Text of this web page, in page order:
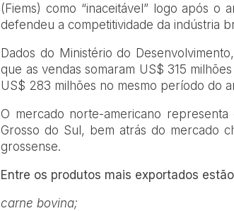
(Fiems) como “inaceitável” logo após o
defendeu a competitividade da indústria
Dados do Ministério do
que as vendas somaram US$ 315
US$ 283 milhões no mesmo período do
O mercado norte-americano
Grosso do Sul, bem atrás do mercado
grossense.
Entre os produtos mais exportados
carne bovina;